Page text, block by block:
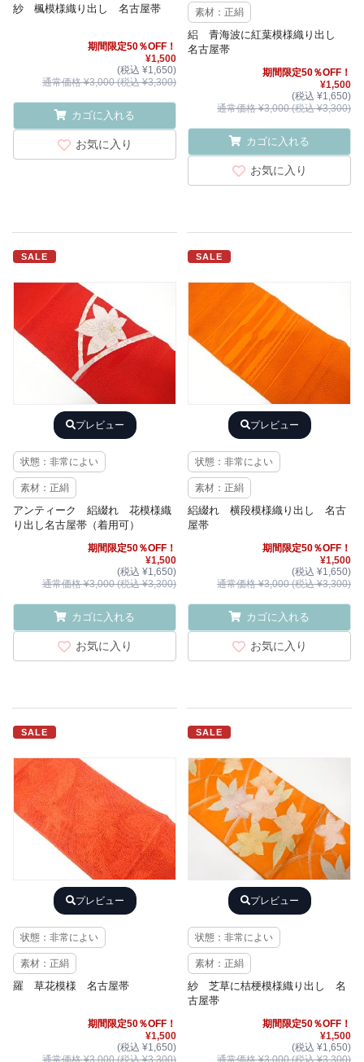
紗 楓模様織り出し 名古屋帯
期間限定50％OFF！
¥1,500
(税込 ¥1,650)
通常価格 ¥3,000 (税込 ¥3,300)
カゴに入れる
お気に入り
素材：正絹
絽 青海波に紅葉模様織り出し
名古屋帯
期間限定50％OFF！
¥1,500
(税込 ¥1,650)
通常価格 ¥3,000 (税込 ¥3,300)
カゴに入れる
お気に入り
SALE
プレビュー
状態：非常によい
素材：正絹
アンティーク 絽綴れ 花模様織
り出し名古屋帯（着用可）
期間限定50％OFF！
¥1,500
(税込 ¥1,650)
通常価格 ¥3,000 (税込 ¥3,300)
カゴに入れる
お気に入り
SALE
プレビュー
状態：非常によい
素材：正絹
絽綴れ 横段模様織り出し 名古
屋帯
期間限定50％OFF！
¥1,500
(税込 ¥1,650)
通常価格 ¥3,000 (税込 ¥3,300)
カゴに入れる
お気に入り
SALE
プレビュー
状態：非常によい
素材：正絹
羅 草花模様 名古屋帯
期間限定50％OFF！
¥1,500
(税込 ¥1,650)
SALE
プレビュー
状態：非常によい
素材：正絹
紗 芝草に桔梗模様織り出し 名
古屋帯
期間限定50％OFF！
¥1,500
(税込 ¥1,650)